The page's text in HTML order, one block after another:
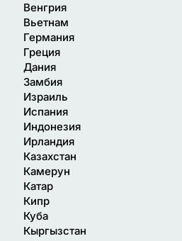
Венгрия
Вьетнам
Германия
Греция
Дания
Замбия
Израиль
Испания
Индонезия
Ирландия
Казахстан
Камерун
Катар
Кипр
Куба
Кыргызстан